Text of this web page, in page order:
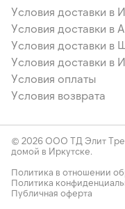
Условия доставки в
Условия доставки в
Условия доставки в
Условия доставки в
Условия оплаты
Условия возврата
© 2026 ООО ТД Элит
домой в Иркутске.
Политика в отношении
Политика
Публичная оферта